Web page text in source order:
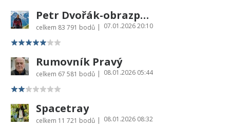
Petr Dvořák-obrazprovas.cz
celkem 83 791 bodů | 07.01.2026 20:10
Rumovník Pravý
celkem 67 581 bodů | 08.01.2026 05:44
Spacetray
celkem 11 721 bodů | 08.01.2026 08:32